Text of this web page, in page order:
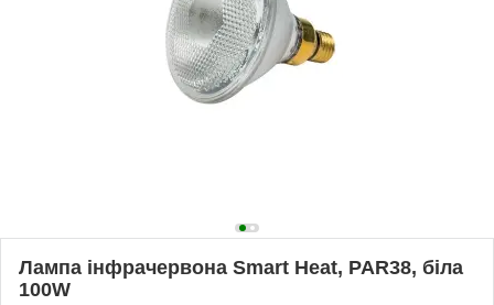
Лампа інфрачервона Smart Heat, PAR38, біла
100W